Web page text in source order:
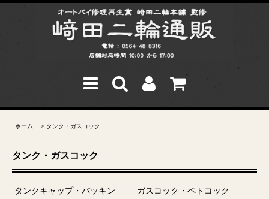
ホーム > タンク・ガスコック
タンク・ガスコック
タンクキャップ・パッキン ガスコック・ペトコック